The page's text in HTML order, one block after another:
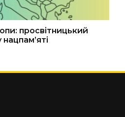
просвітницький